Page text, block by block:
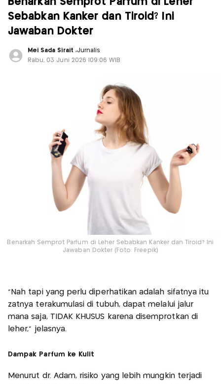
Sebabkan Kanker dan Tiroid? Ini
Jawaban Dokter
Mei Sada Sirait ,Jurnalis
Rabu, 03 Juni 2026 |09:06 WIB
Benarkah Semprot Parfum di Leher Sebabkan Kanker dan Tiroid? Ini
Jawaban Dokter (Foto: Freepik)
“Nah tapi yang perlu diperhatikan adalah sifatnya itu
zatnya terakumulasi di tubuh, dapat melalui jalur
mana saja, TIDAK KHUSUS karena disemprotkan di
leher,” jelasnya.
Dampak Parfum ke Kulit
Menurut dr. Adam, risiko yang lebih mungkin terjadi